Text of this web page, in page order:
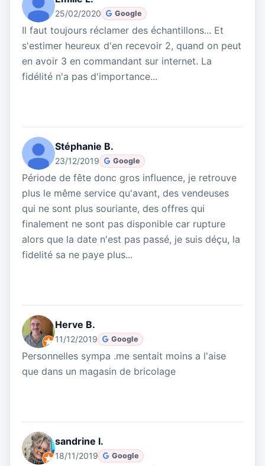
25/02/2020 Google
Il faut toujours réclamer des échantillons... Et
s'estimer heureux d'en recevoir 2, quand on peut
en avoir 3 en commandant sur internet. La
fidélité n'a pas d'importance...
Stéphanie B.
23/12/2019 Google
Période de fête donc gros influence, je retrouve
plus le même service qu'avant, des vendeuses
qui ne sont plus souriante, des offres qui
finalement ne sont pas disponible car rupture
alors que la date n'est pas passé, je suis déçu, la
fidelité sa ne paye plus...
Herve B.
11/12/2019 Google
Personnelles sympa .me sentait moins a l'aise
que dans un magasin de bricolage
sandrine l.
18/11/2019 Google